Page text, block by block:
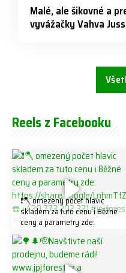
Malé, ale šikovné a
vyvážačky Vahva
Reels z Facebooku
❗️🪓 omezený počet hlavic
skladem za tuto cenu ℹ️ Běžné
ceny a parametry zde:
https://share.google/LnhmTfZl
K8W5t7i6o ☎️ +420 773 202
321 #jpjforest #forsmw
#firewood #